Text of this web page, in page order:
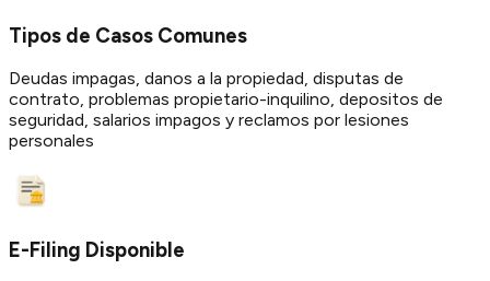
Tipos de Casos Comunes
Deudas impagas, danos a la propiedad, disputas de
contrato, problemas propietario-inquilino, depositos de
seguridad, salarios impagos y reclamos por lesiones
personales
E-Filing Disponible